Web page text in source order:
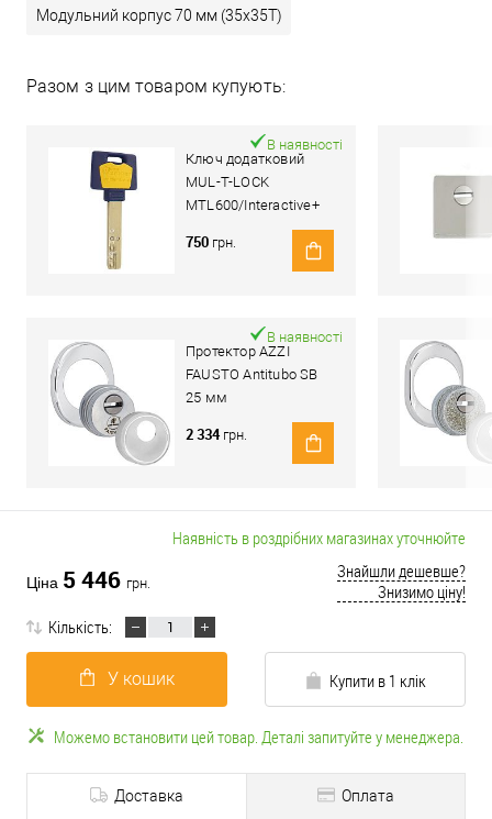
Модульний корпус 70 мм (35x35T)
Разом з цим товаром купують:
Ключ додатковий
MUL-T-LOCK
MTL600/Interactive+
В наявності
750 грн.
Протектор AZZI
FAUSTO Antitubo SB
25 мм
овальний широкий
хром полірований
В наявності
2 334 грн.
Наявність в роздрібних магазинах уточнюйте
Ціна 5 446 грн.
Знайшли дешевше?
Знизимо ціну!
Кількість:
У кошик Купити в 1 клік
Можемо встановити цей товар. Деталі запитуйте у менеджера.
Доставка Оплата